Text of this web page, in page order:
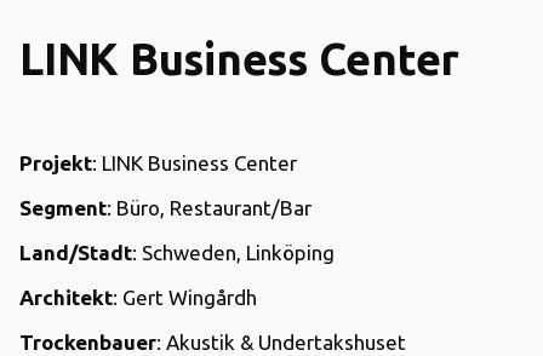
LINK Business Center
Projekt: LINK Business Center
Segment: Büro, Restaurant/Bar
Land/Stadt: Schweden, Linköping
Architekt: Gert Wingårdh
Trockenbauer: Akustik & Undertakshuset